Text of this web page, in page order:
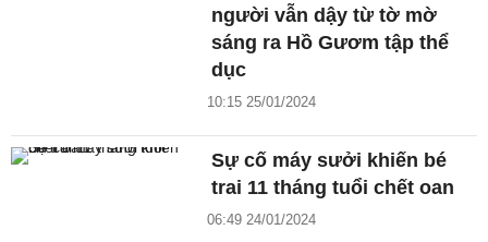
người vẫn dậy từ tờ mờ
sáng ra Hồ Gươm tập thể
dục
10:15 25/01/2024
Sự cố máy sưởi khiến bé
trai 11 tháng tuổi chết oan
06:49 24/01/2024